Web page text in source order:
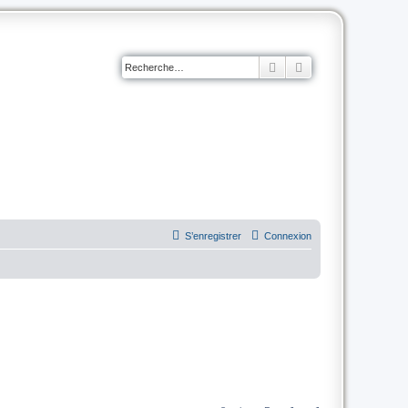
Rechercher
Connexion
S’enregistrer